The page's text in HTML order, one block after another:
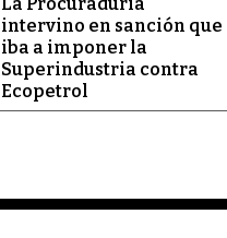
La Procuraduría
intervino en sanción que
iba a imponer la
Superindustria contra
Ecopetrol